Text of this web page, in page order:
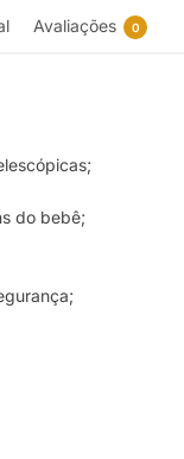
Avaliações 0
do bebê;